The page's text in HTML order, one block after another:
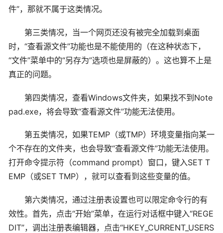
件”，那就不属于这类情况。
第三类情况，当一个网页还没有被完全加载到桌面
时，“查看源文件”功能也是不能使用的（在这种状态下，
“文件”菜单中的“另存为”选项也是屏蔽的）。这也算不上是
真正的问题。
第四类情况，查看Windows文件夹，如果找不到Note
pad.exe，将会导致“查看源文件”功能无法使用。
第五类情况，如果TEMP（或TMP）环境变量指向某一
个不存在的文件夹，也会导致“查看源文件”功能无法使用。
打开命令提示符（command prompt）窗口，键入SET T
EMP（或SET TMP），就可以查看到这些变量的值。
第六类情况，通过注册表设置也可以限定命令行的有
效性。首先，点击“开始”菜单，在运行对话框中键入“REGE
DIT”，调出注册表编辑器，点击“HKEY_CURRENT_USERS